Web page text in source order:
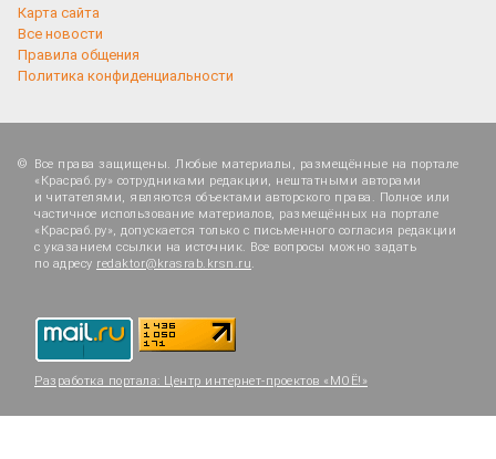
Карта сайта
Все новости
Правила общения
Политика конфиденциальности
Все права защищены. Любые материалы, размещённые на портале
«Красраб.ру» сотрудниками редакции, нештатными авторами
и читателями, являются объектами авторского права. Полное или
частичное использование материалов, размещённых на портале
«Красраб.ру», допускается только с письменного согласия редакции
с указанием ссылки на источник. Все вопросы можно задать
по адресу redaktor@krasrab.krsn.ru.
Разработка портала: Центр интернет-проектов «МОЁ!»